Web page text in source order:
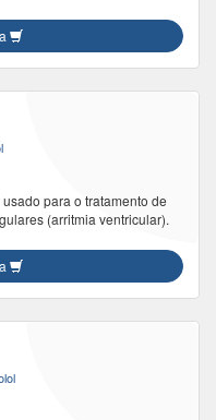
para o tratamento de
(arritmia ventricular).